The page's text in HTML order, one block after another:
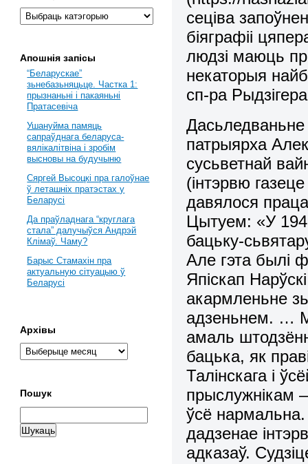
сеціва
біяграфіі
людзі маюць
некаторыя
сп-ра
Дасьледваньне
патрыярха
сусьветнай
(інтэрвю
давялося
Цытуем: «У
бацьку-
Але гэта былі
Япіскап
акармленьне
адзеньнем. …
амаль
бацька, як
Талінскага і
прыслужнікам
ўсё
дадзенае
адказаў.
Апошнія запісы
“Беларускае”
зьнебазьняцьце. Частка 1:
прызнаньні і пакаяньні
Пратасевіча
Ушануйма памяць
сапраўднага беларуса-
вялікалітвіна і зробім
высновы на будучыню
Сяргей Высоцкі пра галоўнае
ў леташніх пратэстах у
Беларусі
Да праўладнага “круглага
стала” далучыўся Андрэй
Клімаў. Чаму?
Барыс Стамахін пра
актуальную сітуацыю ў
Беларусі
Архівы
Пошук